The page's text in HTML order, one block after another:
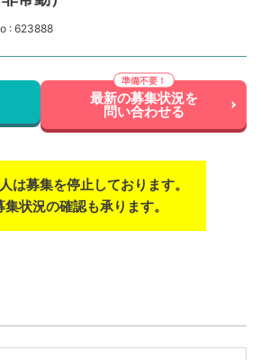
: 623888
最新の募集状況を
問い合わせる
は募集を停止しております。
状況の確認も承ります。